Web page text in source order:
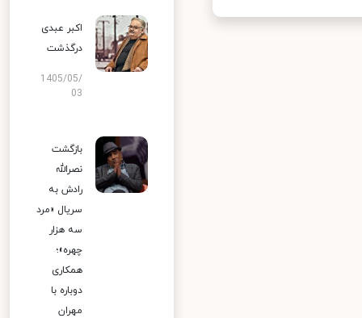
اکبر عبدی
درگذشت
1405/05/
03
بازگشت
نصرالله
رادش به
سریال «مرد
سه هزار
چهره»؛
همکاری
دوباره با
مهران